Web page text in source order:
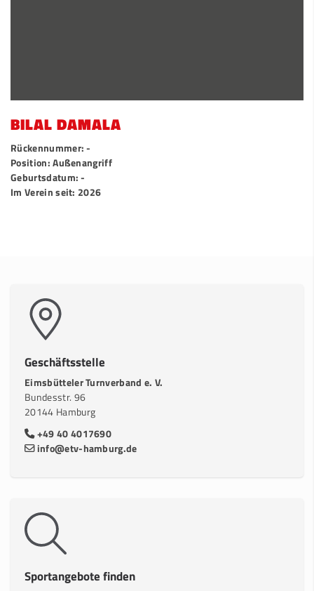
BILAL DAMALA
Rückennummer: -
Position: Außenangriff
Geburtsdatum: -
Im Verein seit: 2026
Geschäftsstelle
Eimsbütteler Turnverband e. V.
Bundesstr. 96
20144 Hamburg
+49 40 4017690
info@etv-hamburg.de
Sportangebote finden